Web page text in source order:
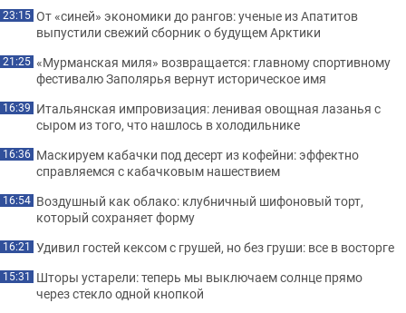
23:15 От «синей» экономики до рангов: ученые из Апатитов
выпустили свежий сборник о будущем Арктики
21:25 «Мурманская миля» возвращается: главному спортивному
фестивалю Заполярья вернут историческое имя
16:39 Итальянская импровизация: ленивая овощная лазанья с
сыром из того, что нашлось в холодильнике
16:36 Маскируем кабачки под десерт из кофейни: эффектно
справляемся с кабачковым нашествием
16:54 Воздушный как облако: клубничный шифоновый торт,
который сохраняет форму
16:21 Удивил гостей кексом с грушей, но без груши: все в восторге
15:31 Шторы устарели: теперь мы выключаем солнце прямо
через стекло одной кнопкой